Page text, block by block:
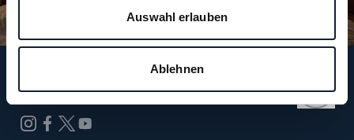
Auswahl erlauben
Ablehnen
Folgen Sie uns